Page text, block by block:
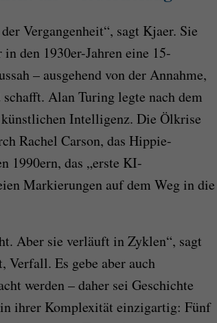
Vergangenheit“, sagt Kjaer. Sie
den 1930er-Jahren eine 15-
– ausgehend von der Annahme,
Alan Turing legte nach dem
Intelligenz. Die Ölkrise
Rachel Carson, das Hippie-
1990ern, das „erste KI-
Markierungen auf dem Weg in die
Aber sie verläuft in Zyklen“, sagt
Verfall. Es gebe aber auch
werden – daher sei Geschichte
ihrer Komplexität einzigartig: Fünf